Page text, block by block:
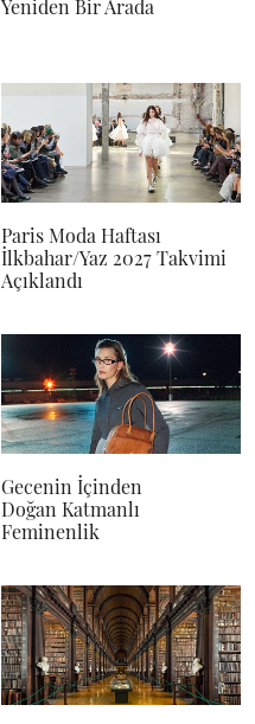
Yeniden Bir Arada
Paris Moda Haftası
İlkbahar/Yaz 2027 Takvimi
Açıklandı
Gecenin İçinden
Doğan Katmanlı
Feminenlik